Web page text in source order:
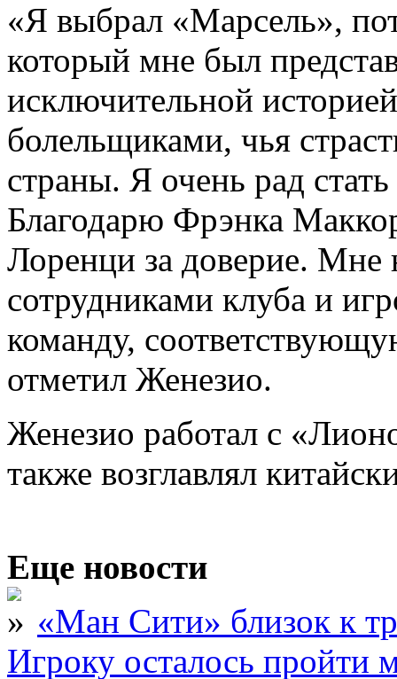
«Я выбрал «Марсель»,
который мне был
исключительной
болельщиками, чья
страны. Я очень рад
Благодарю Фрэнка
Лоренци за доверие. Мне
сотрудниками клуба и
команду,
отметил Женезио.
Женезио работал с
также возглавлял
Еще новости
«Ман Сити» близок к
Игроку осталось